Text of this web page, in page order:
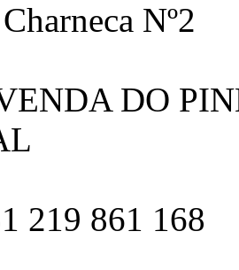
Nº2
DO
219 861 168